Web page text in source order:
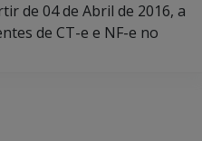
de 04 de Abril de 2016, a
de CT-e e NF-e no